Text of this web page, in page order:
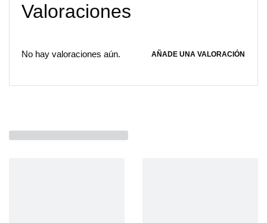
Valoraciones
No hay valoraciones aún. AÑADE UNA VALORACIÓN